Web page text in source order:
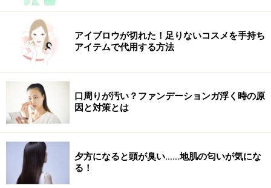
アイブロウが切れた！足りないコスメを手持ち
アイテムで代用する方法
口周りが汚い？ファンデーションガ浮く時の原
因と対策とは
夕方になると頭が臭い……地肌の匂いが気にな
る！